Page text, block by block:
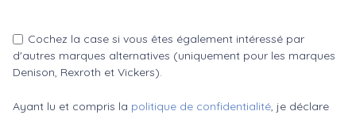
Cochez la case si vous êtes également intéressé par
d'autres marques alternatives (uniquement pour les marques
Denison, Rexroth et Vickers).
Ayant lu et compris la politique de confidentialité, je déclare